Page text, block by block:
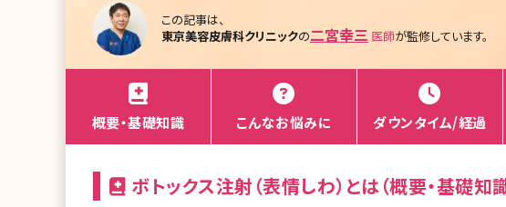
この記事は、
東京美容皮膚科クリニックの二宮幸三 医師が監修しています。
概要・基礎知識 こんなお悩みに ダウンタイム/経過
ボトックス注射（表情しわ）とは（概要・基礎知識